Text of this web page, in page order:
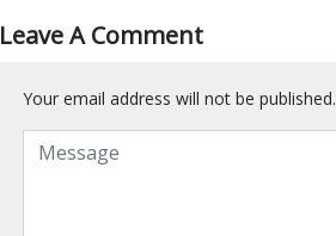
Leave A Comment
Your email address will not be published.